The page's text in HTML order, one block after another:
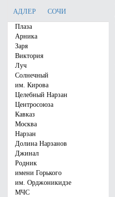
Город:
Отзывы:
Цена от:
АДЛЕР СОЧИ
Плаза
Арника
Заря
Виктория
Луч
Солнечный
им. Кирова
Целебный Нарзан
Центросоюза
Кавказ
Москва
Нарзан
Долина Нарзанов
Джинал
Родник
имени Горького
им. Орджоникидзе
МЧС